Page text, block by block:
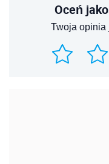
Oceń
Twoja opinia